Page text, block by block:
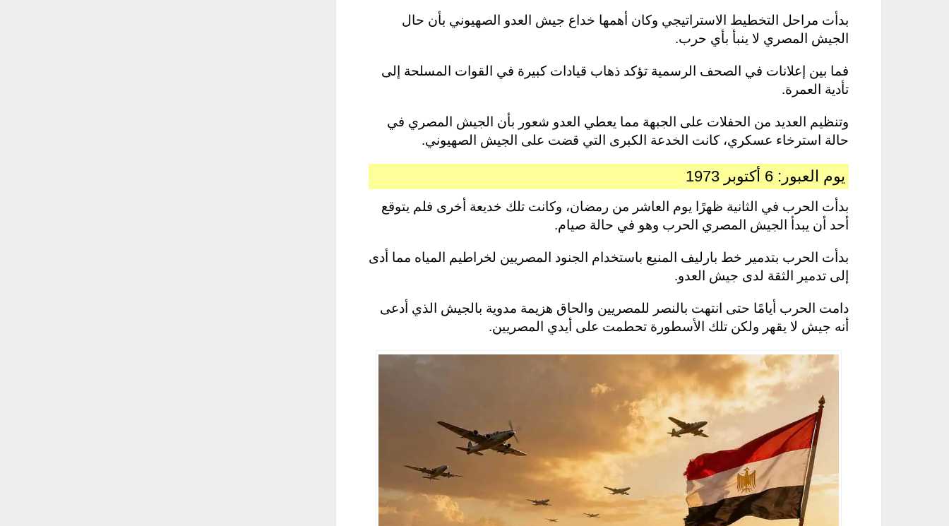
بدأت مراحل التخطيط الاستراتيجي وكان أهمها خداع جيش العدو الصهيوني بأن حال
الجيش المصري لا ينبأ بأي حرب.
فما بين إعلانات في الصحف الرسمية تؤكد ذهاب قيادات كبيرة في القوات المسلحة إلى
تأدية العمرة.
وتنظيم العديد من الحفلات على الجبهة مما يعطي العدو شعور بأن الجيش المصري في
حالة استرخاء عسكري، كانت الخدعة الكبرى التي قضت على الجيش الصهيوني.
يوم العبور: 6 أكتوبر 1973
بدأت الحرب في الثانية ظهرًا يوم العاشر من رمضان، وكانت تلك خديعة أخرى فلم يتوقع
أحد أن يبدأ الجيش المصري الحرب وهو في حالة صيام.
بدأت الحرب بتدمير خط بارليف المنيع باستخدام الجنود المصريين لخراطيم المياه مما أدى
إلى تدمير الثقة لدى جيش العدو.
دامت الحرب أيامًا حتى انتهت بالنصر للمصريين والحاق هزيمة مدوية بالجيش الذي أدعى
أنه جيش لا يقهر ولكن تلك الأسطورة تحطمت على أيدي المصريين.